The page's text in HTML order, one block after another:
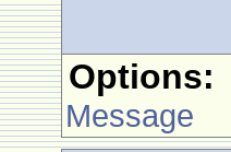
Options:
Message